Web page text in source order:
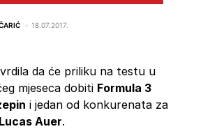
18.07.2017.
da će priliku na testu u
mjeseca dobiti Formula 3
i jedan od konkurenata za
Lucas Auer.